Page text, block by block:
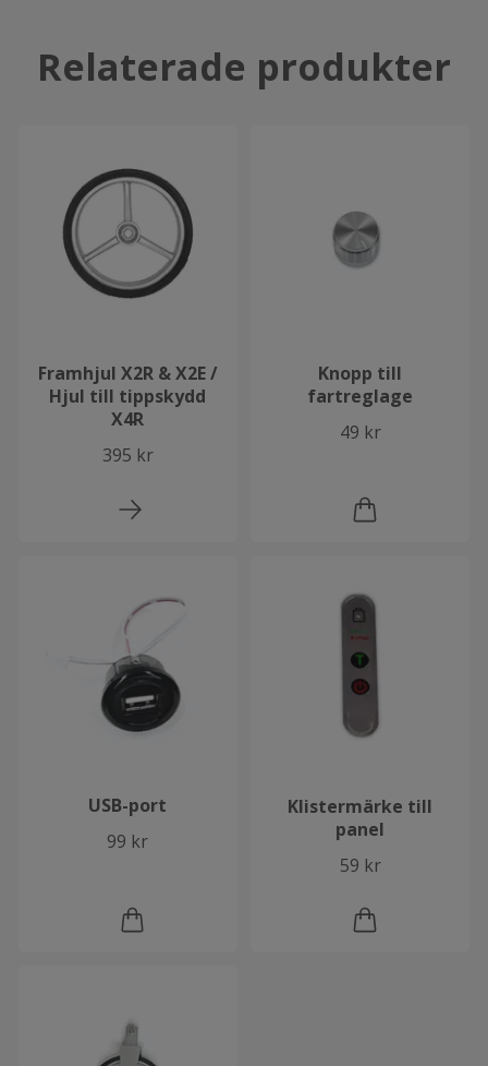
Relaterade produkter
Framhjul X2R & X2E /
Hjul till tippskydd
X4R
395 kr
Knopp till
fartreglage
49 kr
USB-port
99 kr
Klistermärke till
panel
59 kr